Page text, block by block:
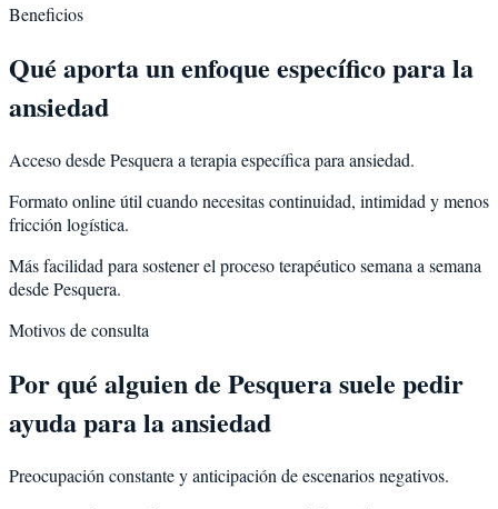
Beneficios
Qué aporta un enfoque específico para la
ansiedad
Acceso desde Pesquera a terapia específica para ansiedad.
Formato online útil cuando necesitas continuidad, intimidad y menos
fricción logística.
Más facilidad para sostener el proceso terapéutico semana a semana
desde Pesquera.
Motivos de consulta
Por qué alguien de Pesquerasuele pedir
ayuda para laansiedad
Preocupación constante y anticipación de escenarios negativos.